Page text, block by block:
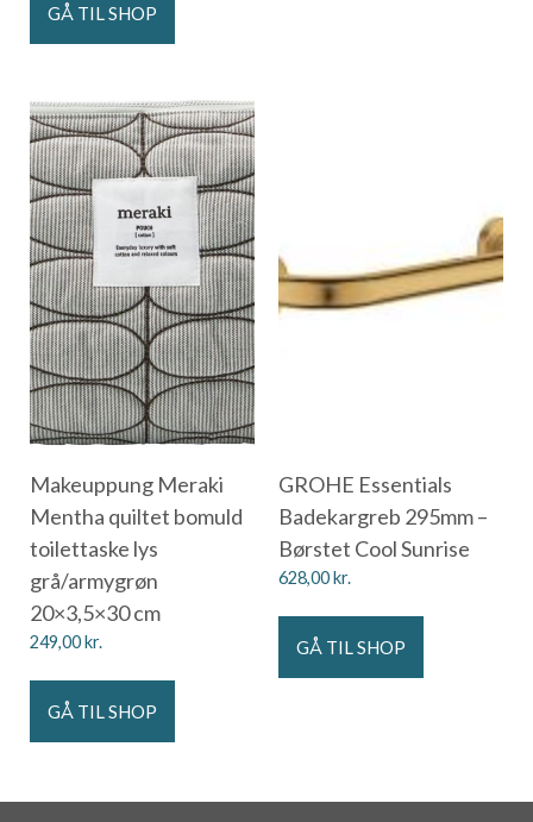
GÅ TIL SHOP
Makeuppung Meraki
Mentha quiltet bomuld
toilettaske lys
grå/armygrøn
20×3,5×30 cm
249,00kr.
GÅ TIL SHOP
GROHE Essentials
Badekargreb 295mm –
Børstet Cool Sunrise
628,00kr.
GÅ TIL SHOP